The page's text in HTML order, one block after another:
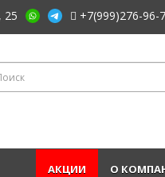
25 +7(999)276-96-
О
АКЦИИ